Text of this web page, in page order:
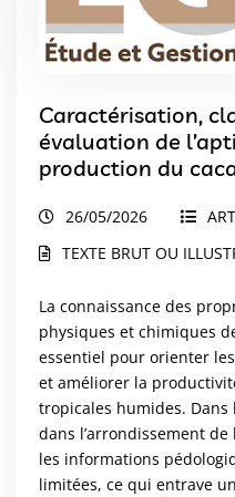
Caractérisation,
évaluation de
production du
Jacq.) et bananier
dans
26/05/2026
TEXTE BRUT OU
La connaissance des
physiques et chimiques
essentiel pour orienter
et améliorer la
tropicales humides. Dans
dans l’arrondissement de
les informations
limitées, ce qui entrave